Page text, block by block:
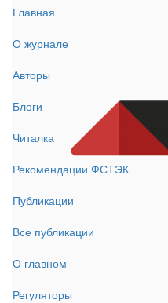
Главная
О журнале
Авторы
Блоги
Читалка
Рекомендации ФСТЭК
Публикации
Все публикации
О главном
Регуляторы